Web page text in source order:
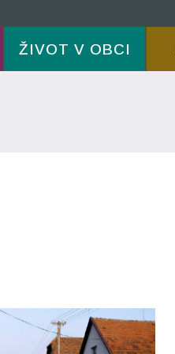
ŽIVOT V OBCI